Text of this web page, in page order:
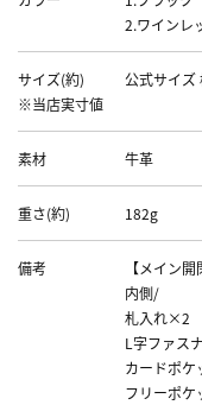
2.ワインレ
サイズ(約)
※当店実寸値
公式サイ
素材 牛革
重さ(約) 182g
備考
【メイン
内側/
札入れ×2
L字ファス
カードポ
フリーポ